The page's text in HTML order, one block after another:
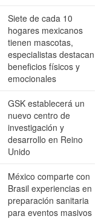
Siete de cada 10
hogares mexicanos
tienen mascotas,
especialistas destacan
beneficios físicos y
emocionales
GSK establecerá un
nuevo centro de
investigación y
desarrollo en Reino
Unido
México comparte con
Brasil experiencias en
preparación sanitaria
para eventos masivos